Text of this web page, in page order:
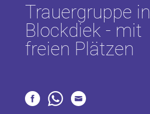
Trauergruppe in
Blockdiek - mit
freien Plätzen